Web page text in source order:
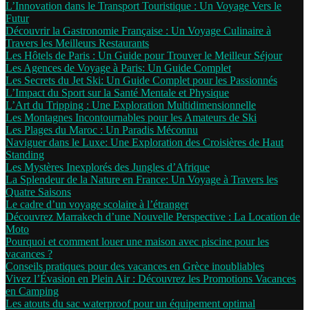
L’Innovation dans le Transport Touristique : Un Voyage Vers le
Futur
Découvrir la Gastronomie Française : Un Voyage Culinaire à
Travers les Meilleurs Restaurants
Les Hôtels de Paris : Un Guide pour Trouver le Meilleur Séjour
Les Agences de Voyage à Paris: Un Guide Complet
Les Secrets du Jet Ski: Un Guide Complet pour les Passionnés
L’Impact du Sport sur la Santé Mentale et Physique
L’Art du Tripping : Une Exploration Multidimensionnelle
Les Montagnes Incontournables pour les Amateurs de Ski
Les Plages du Maroc : Un Paradis Méconnu
Naviguer dans le Luxe: Une Exploration des Croisières de Haut
Standing
Les Mystères Inexplorés des Jungles d’Afrique
La Splendeur de la Nature en France: Un Voyage à Travers les
Quatre Saisons
Le cadre d’un voyage scolaire à l’étranger
Découvrez Marrakech d’une Nouvelle Perspective : La Location de
Moto
Pourquoi et comment louer une maison avec piscine pour les
vacances ?
Conseils pratiques pour des vacances en Grèce inoubliables
Vivez l’Évasion en Plein Air : Découvrez les Promotions Vacances
en Camping
Les atouts du sac waterproof pour un équipement optimal